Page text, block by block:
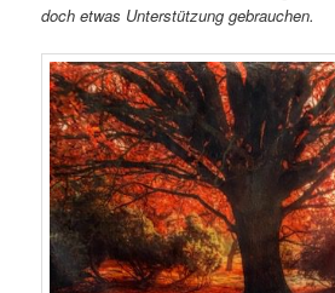
doch etwas Unterstützung gebrauchen.